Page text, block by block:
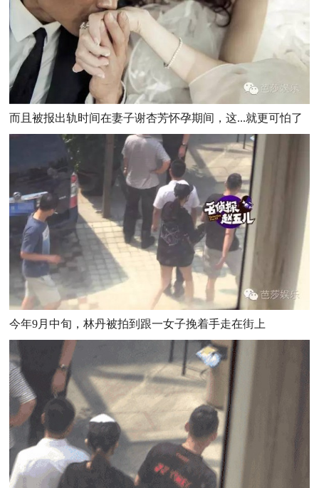
而且被报出轨时间在妻子谢杏芳怀孕期间，这...就更可怕了
今年9月中旬，林丹被拍到跟一女子挽着手走在街上